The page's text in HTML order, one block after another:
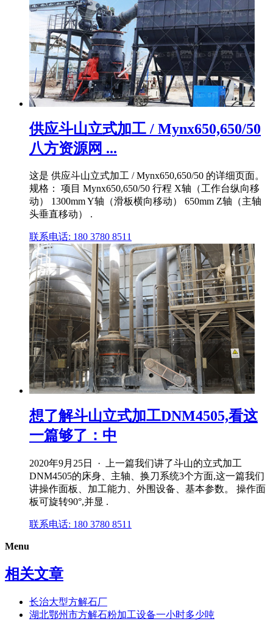
供应斗山立式加工 / Mynx650,650/50
八方资源网 ...
这是 供应斗山立式加工 / Mynx650,650/50 的详细页面。
规格： 项目 Mynx650,650/50 行程 X轴（工作台纵向移
动） 1300mm Y轴（滑板横向移动） 650mm Z轴（主轴
头垂直移动） .
联系电话: 180 3780 8511
想了解斗山立式加工DNM4505,看这
一篇够了：中
2020年9月25日 · 上一篇我们讲了斗山的立式加工
DNM4505的床身、主轴、换刀系统3个方面,这一篇我们
讲操作面板、加工能力、外围设备、基本参数。 操作面
板可旋转90°,并显 .
联系电话: 180 3780 8511
Menu
相关文章
长治大型方解石厂
湖北鄂州市方解石粉加工设备一小时多少吨